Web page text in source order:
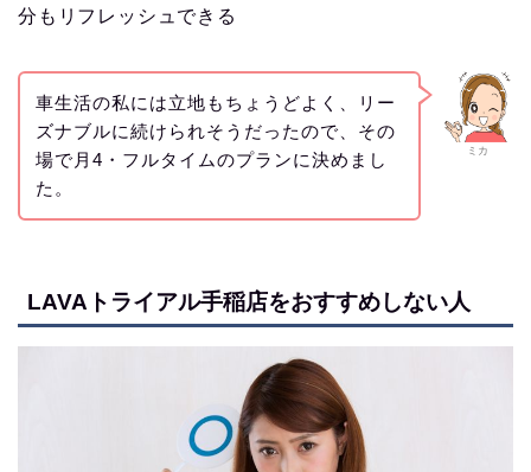
分もリフレッシュできる
ミカ
車生活の私には立地もちょうどよく、リー
ズナブルに続けられそうだったので、その
場で月4・フルタイムのプランに決めまし
た。
LAVAトライアル手稲店をおすすめしない人